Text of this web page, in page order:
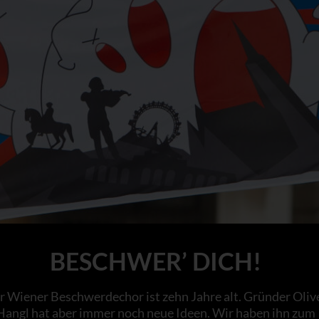
BESCHWER’ DICH!
Wiener Beschwerdechor ist zehn Jahre alt. Gründer
hat aber immer noch neue Ideen. Wir haben ihn zum